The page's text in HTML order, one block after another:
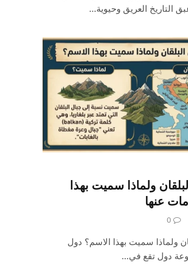
التاريخ العريق وحيوية…
ولماذا سميت بهذا
عنها
0
ولماذا سميت بهذا الاسم؟ دول
دول تقع في…